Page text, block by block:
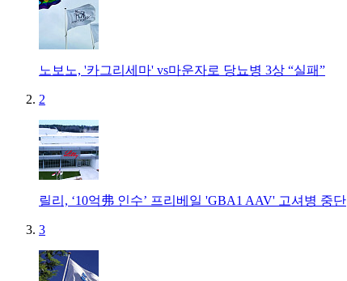
노보노, '카그리세마' vs마운자로 당뇨병 3상 “실패”
2
릴리, ‘10억弗 인수’ 프리베일 'GBA1 AAV' 고셔병 중단
3